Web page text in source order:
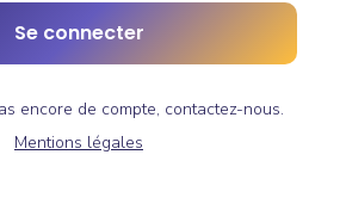
encore de compte, contactez-nous.
Mentions légales